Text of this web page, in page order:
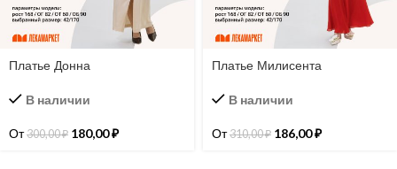
Платье Донна
В наличии
От300,00₽ 180,00₽
Платье Милисента
В наличии
От310,00₽ 186,00₽